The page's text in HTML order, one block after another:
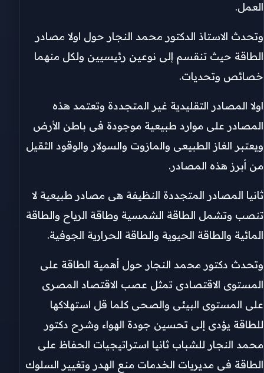
العمل.
وتحدث الاستاذ الدكتور محمد النجار حول اولا مصادر
الطاقة حيث تنقسم إلى نوعين رئيسيين ولكل منهما
خصائص وتحديات.
اولا المصادر التقليدية غير المتجددة وتعتمد هذه
المصادر على موارد طبيعية موجودة فى باطن الأرض
ويعتبر الغاز الطبيعى والمازوت والسولار والوقود الثقيل
من أبرز هذه المصادر.
ثانيا المصادر المتجددة النظيفة هى مصادر طبيعية لا
تنصب وتشمل الطاقة الشمسية وطاقة الرياح والطاقة
المائية والطاقة الحيوية والطاقة الحرارية الجوفية.
وتحدث دكتور محمد النجار حول أهمية الطاقة على
المستوى الاقتصادى تمثل عصب الاقتصاد المصرى
على المستوى البيئى والصحى كلما قل استهلاكها
للطاقة يؤدى إلى تحسين جودة الهواء وشرح دكتور
محمد النجار للشباب ثانيا استراتيجيات الحفاظ على
الطاقة فى مديريات الخدمات منع الهدر وتغيير السلوك